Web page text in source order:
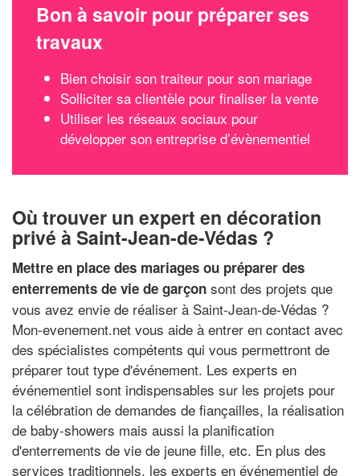
Bon à savoir pour préparer ses
travaux
Bien choisir son traiteur pour son mariage
Solliciter sa clientèle pour finaliser la vente
Utiliser les réseaux sociaux pour
développer son entreprise d’évènementiel
Où trouver un expert en décoration
privé à Saint-Jean-de-Védas ?
Mettre en place des mariages ou préparer des
enterrements de vie de garçon sont des projets que
vous avez envie de réaliser à Saint-Jean-de-Védas ?
Mon-evenement.net vous aide à entrer en contact avec
des spécialistes compétents qui vous permettront de
préparer tout type d'événement. Les experts en
événementiel sont indispensables sur les projets pour
la célébration de demandes de fiançailles, la réalisation
de baby-showers mais aussi la planification
d'enterrements de vie de jeune fille, etc. En plus des
services traditionnels, les experts en événementiel de